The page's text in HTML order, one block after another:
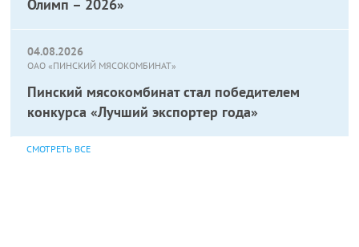
Олимп – 2026»
04.08.2026
ОАО «ПИНСКИЙ МЯСОКОМБИНАТ»
Пинский мясокомбинат стал победителем
конкурса «Лучший экспортер года»
СМОТРЕТЬ ВСЕ